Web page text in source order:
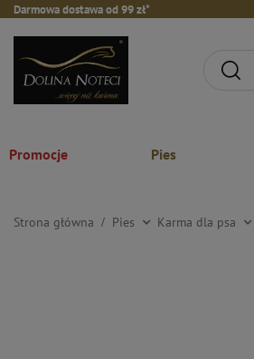
Darmowa dostawa od 99 zł*
Promocje Pies
Strona główna Pies Karma dla psa